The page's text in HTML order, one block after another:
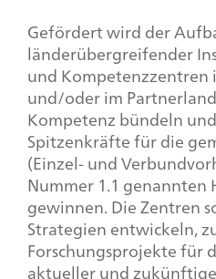
Gefördert wird der
länderübergreifender
und Kompetenzzentren
und/oder im
Kompetenz bündeln
Spitzenkräfte für die
(Einzel- und
Nummer 1.1
gewinnen. Die Zentren
Strategien entwickeln,
Forschungsprojekte für
aktueller und